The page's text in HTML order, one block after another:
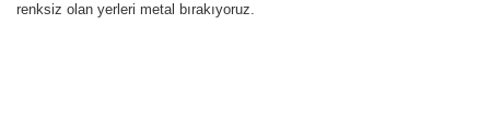
renksiz olan yerleri metal bırakıyoruz.